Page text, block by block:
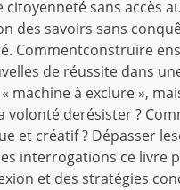
citoyenneté sans accès
des savoirs sans
Commentconstruire
de réussite dans
machine à exclure »,
volonté derésister ?
et créatif ? Dépasser
interrogations ce livre
et des stratégies